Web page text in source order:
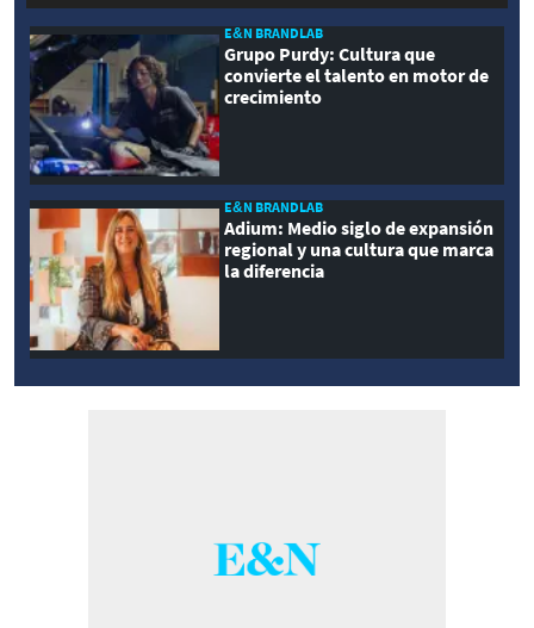
E&N BRANDLAB
Grupo Purdy: Cultura que
convierte el talento en motor de
crecimiento
E&N BRANDLAB
Adium: Medio siglo de expansión
regional y una cultura que marca
la diferencia